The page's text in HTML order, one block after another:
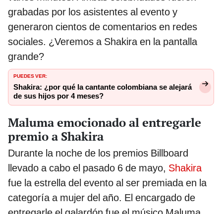
grabadas por los asistentes al evento y
generaron cientos de comentarios en redes
sociales. ¿Veremos a Shakira en la pantalla
grande?
PUEDES VER:
Shakira: ¿por qué la cantante colombiana se alejará
de sus hijos por 4 meses?
Maluma emocionado al entregarle
premio a Shakira
Durante la noche de los premios Billboard
llevado a cabo el pasado 6 de mayo, Shakira
fue la estrella del evento al ser premiada en la
categoría a mujer del año. El encargado de